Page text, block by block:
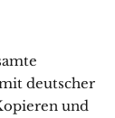
deutscher
und